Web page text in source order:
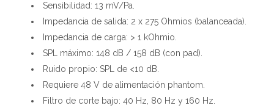
Sensibilidad: 13 mV/Pa.
Impedancia de salida: 2 x 275 Ohmios (balanceada).
Impedancia de carga: > 1 kOhmio.
SPL máximo: 148 dB / 158 dB (con pad).
Ruido propio: SPL de <10 dB.
Requiere 48 V de alimentación phantom.
Filtro de corte bajo: 40 Hz, 80 Hz y 160 Hz.